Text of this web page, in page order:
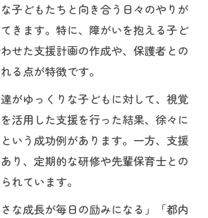
子どもたちと向き合う日々のやりが
きます。特に、障がいを抱える子ど
せた支援計画の作成や、保護者との
る点が特徴です。
がゆっくりな子どもに対して、視覚
活用した支援を行った結果、徐々に
いう成功例があります。一方、支援
り、定期的な研修や先輩保育士との
れています。
さな成長が毎日の励みになる」「都内